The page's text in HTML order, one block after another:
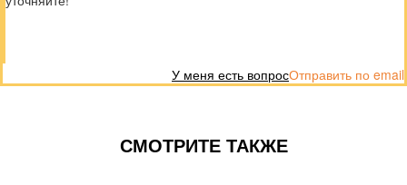
Отправить по email
У меня есть вопрос
СМОТРИТЕ ТАКЖЕ